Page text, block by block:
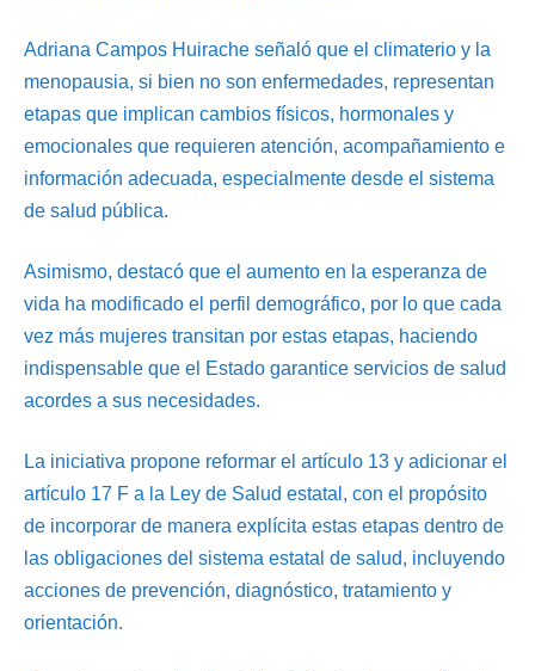
Adriana Campos Huirache señaló que el climaterio y la
menopausia, si bien no son enfermedades, representan
etapas que implican cambios físicos, hormonales y
emocionales que requieren atención, acompañamiento e
información adecuada, especialmente desde el sistema
de salud pública.
Asimismo, destacó que el aumento en la esperanza de
vida ha modificado el perfil demográfico, por lo que cada
vez más mujeres transitan por estas etapas, haciendo
indispensable que el Estado garantice servicios de salud
acordes a sus necesidades.
La iniciativa propone reformar el artículo 13 y adicionar el
artículo 17 F a la Ley de Salud estatal, con el propósito
de incorporar de manera explícita estas etapas dentro de
las obligaciones del sistema estatal de salud, incluyendo
acciones de prevención, diagnóstico, tratamiento y
orientación.